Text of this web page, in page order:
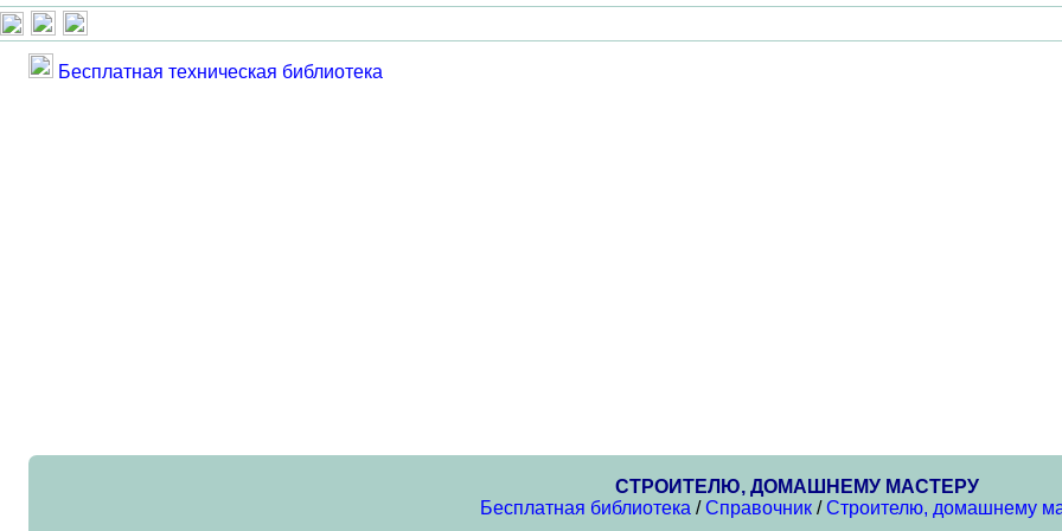
Бесплатная техническая библиотека
СТРОИТЕЛЮ, ДОМАШНЕМУ МАСТЕРУ
Бесплатная библиотека /Справочник/Строителю, домашнему